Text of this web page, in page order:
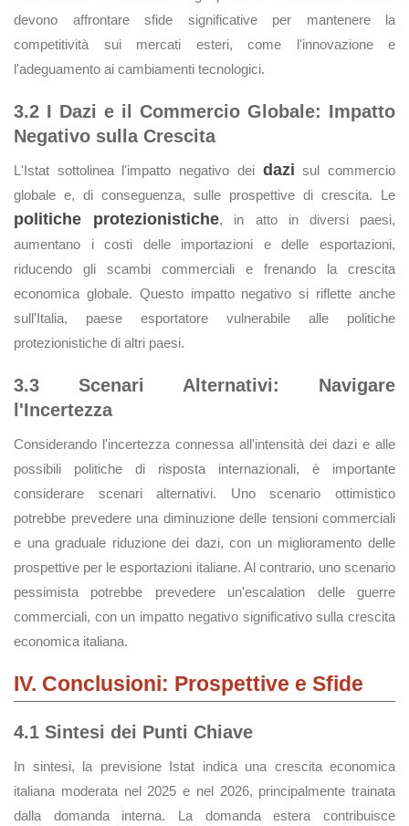
devono affrontare sfide significative per mantenere la
competitività sui mercati esteri, come l'innovazione e
l'adeguamento ai cambiamenti tecnologici.
3.2 I Dazi e il Commercio Globale: Impatto
Negativo sulla Crescita
L'Istat sottolinea l'impatto negativo dei dazi sul commercio
globale e, di conseguenza, sulle prospettive di crescita. Le
politiche protezionistiche, in atto in diversi paesi,
aumentano i costi delle importazioni e delle esportazioni,
riducendo gli scambi commerciali e frenando la crescita
economica globale. Questo impatto negativo si riflette anche
sull'Italia, paese esportatore vulnerabile alle politiche
protezionistiche di altri paesi.
3.3 Scenari Alternativi: Navigare
l'Incertezza
Considerando l'incertezza connessa all'intensità dei dazi e alle
possibili politiche di risposta internazionali, è importante
considerare scenari alternativi. Uno scenario ottimistico
potrebbe prevedere una diminuzione delle tensioni commerciali
e una graduale riduzione dei dazi, con un miglioramento delle
prospettive per le esportazioni italiane. Al contrario, uno scenario
pessimista potrebbe prevedere un'escalation delle guerre
commerciali, con un impatto negativo significativo sulla crescita
economica italiana.
IV. Conclusioni: Prospettive e Sfide
4.1 Sintesi dei Punti Chiave
In sintesi, la previsione Istat indica una crescita economica
italiana moderata nel 2025 e nel 2026, principalmente trainata
dalla domanda interna. La domanda estera contribuisce